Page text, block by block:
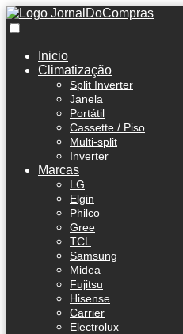
Inicio
Climatização
Split Inverter
Janela
Portátil
Cassette / Piso
Multi-split
Inverter
Marcas
LG
Elgin
Philco
Gree
TCL
Samsung
Midea
Fujitsu
Hisense
Carrier
Electrolux